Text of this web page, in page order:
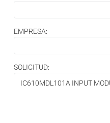
EMPRESA:
SOLICITUD: